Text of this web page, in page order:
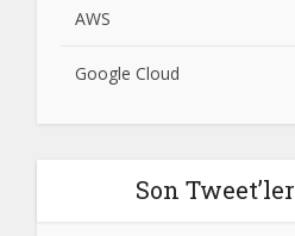
AWS
Google Cloud
Son Tweet’ler